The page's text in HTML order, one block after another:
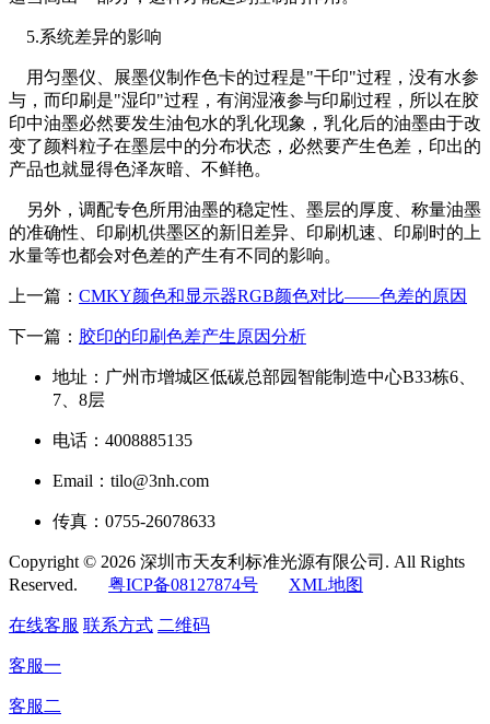
5.系统差异的影响
用匀墨仪、展墨仪制作色卡的过程是"干印"过程，没有水参
与，而印刷是"湿印"过程，有润湿液参与印刷过程，所以在胶
印中油墨必然要发生油包水的乳化现象，乳化后的油墨由于改
变了颜料粒子在墨层中的分布状态，必然要产生色差，印出的
产品也就显得色泽灰暗、不鲜艳。
另外，调配专色所用油墨的稳定性、墨层的厚度、称量油墨
的准确性、印刷机供墨区的新旧差异、印刷机速、印刷时的上
水量等也都会对色差的产生有不同的影响。
上一篇： CMKY颜色和显示器RGB颜色对比——色差的原因
下一篇： 胶印的印刷色差产生原因分析
地址：广州市增城区低碳总部园智能制造中心B33栋6、
7、8层
电话：4008885135
Email：tilo@3nh.com
传真：0755-26078633
Copyright © 2026 深圳市天友利标准光源有限公司. All Rights
Reserved. 粤ICP备08127874号 XML地图
在线客服 联系方式 二维码
客服一
客服二